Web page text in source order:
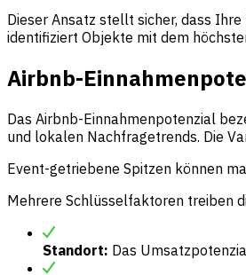
Dieser Ansatz stellt sicher, dass
identifiziert Objekte mit dem
Airbnb-
Das Airbnb-Einnahmenpotenzial
und lokalen Nachfragetrends. Die
Event-getriebene Spitzen können
Mehrere Schlüsselfaktoren treiben
Standort: Das